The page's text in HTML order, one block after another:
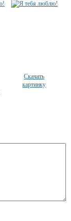
Скачать
картинку